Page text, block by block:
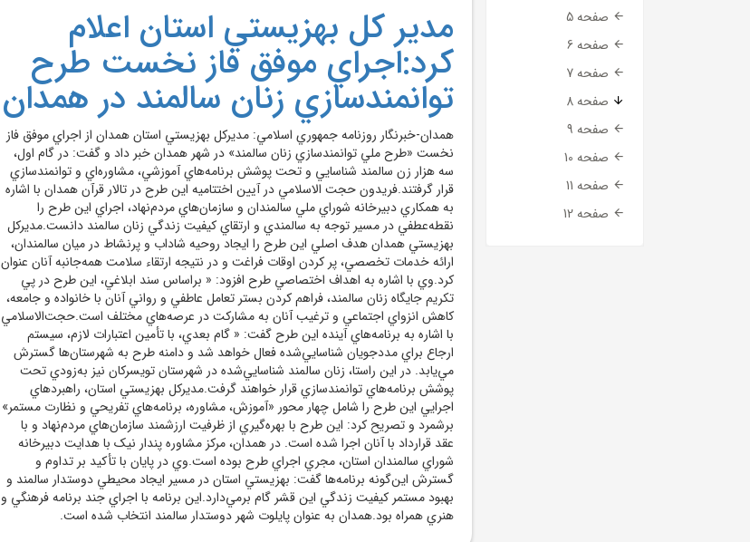
صفحه 5
صفحه 6
صفحه 7
صفحه 8
صفحه 9
صفحه 10
صفحه 11
صفحه 12
مدير کل بهزيستي استان اعلام
کرد:اجراي موفق فاز نخست طرح
توانمندسازي زنان سالمند در همدان
همدان-خبرنگار روزنامه جمهوري اسلامي: مديرکل بهزيستي استان همدان از اجراي موفق فاز
نخست «طرح ملي توانمندسازي زنان سالمند» در شهر همدان خبر داد و گفت: در گام اول،
سه هزار زن سالمند شناسايي و تحت پوشش برنامه‌هاي آموزشي، مشاوره‌اي و توانمندسازي
قرار گرفتند.فريدون حجت الاسلامي در آيين اختتاميه اين طرح در تالار قرآن همدان با اشاره
به همکاري دبيرخانه شوراي ملي سالمندان و سازمان‌هاي مردم‌نهاد، اجراي اين طرح را
نقطه‌عطفي در مسير توجه به سالمندي و ارتقاي کيفيت زندگي زنان سالمند دانست.مديرکل
بهزيستي همدان هدف اصلي اين طرح را ايجاد روحيه شاداب و پرنشاط در ميان سالمندان،
ارائه خدمات تخصصي، پر کردن اوقات فراغت و در نتيجه ارتقاء سلامت همه‌جانبه آنان عنوان
کرد.وي با اشاره به اهداف اختصاصي طرح افزود: « براساس سند ابلاغي، اين طرح در پي
تکريم جايگاه زنان سالمند، فراهم کردن بستر تعامل عاطفي و رواني آنان با خانواده و جامعه،
کاهش انزواي اجتماعي و ترغيب آنان به مشارکت در عرصه‌هاي مختلف است.حجت‌الاسلامي
با اشاره به برنامه‌هاي آينده اين طرح گفت: « گام بعدي، با تأمين اعتبارات لازم، سيستم
ارجاع براي مددجويان شناسايي‌شده فعال خواهد شد و دامنه طرح به شهرستان‌ها گسترش
مي‌يابد. در اين راستا، زنان سالمند شناسايي‌شده در شهرستان تويسرکان نيز به‌زودي تحت
پوشش برنامه‌هاي توانمندسازي قرار خواهند گرفت.مديرکل بهزيستي استان، راهبردهاي
اجرايي اين طرح را شامل چهار محور «آموزش، مشاوره، برنامه‌هاي تفريحي و نظارت مستمر»
برشمرد و تصريح کرد: اين طرح با بهره‌گيري از ظرفيت ارزشمند سازمان‌هاي مردم‌نهاد و با
عقد قرارداد با آنان اجرا شده است. در همدان، مرکز مشاوره پندار نيک با هدايت دبيرخانه
شوراي سالمندان استان، مجري اجراي طرح بوده است.وي در پايان با تأکيد بر تداوم و
گسترش اين‌گونه برنامه‌ها گفت: بهزيستي استان در مسير ايجاد محيطي دوستدار سالمند و
بهبود مستمر کيفيت زندگي اين قشر گام برمي‌دارد.اين برنامه با اجراي جند برنامه فرهنگي و
هنري همراه بود.همدان به عنوان پايلوت شهر دوستدار سالمند انتخاب شده است.